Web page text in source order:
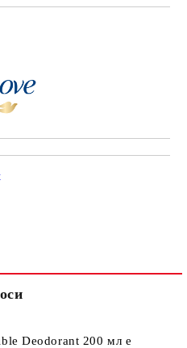
Deodorant 200 мл е